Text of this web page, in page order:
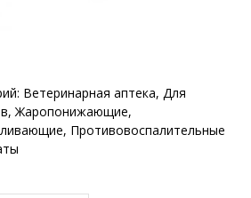
Ветеринарная аптека, Для
,Жаропонижающие,
, Противовоспалительные